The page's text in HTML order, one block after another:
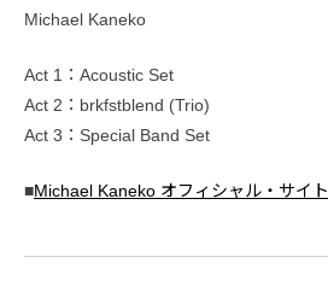
Michael Kaneko
Act 1：Acoustic Set
Act 2：brkfstblend (Trio)
Act 3：Special Band Set
■Michael Kaneko オフィシャル・サイト